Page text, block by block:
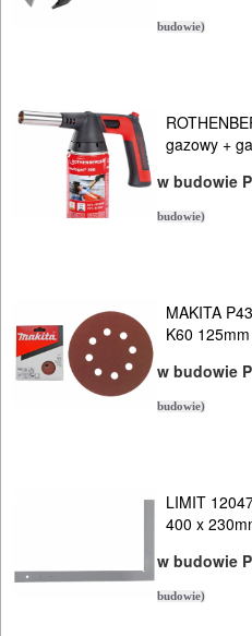
budowie)
gazowy +
w budowie
budowie)
MAKITA
K60
w budowie
budowie)
LIMIT
400 x
w budowie
budowie)